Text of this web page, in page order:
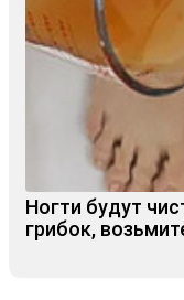
Ногти будут
грибок,